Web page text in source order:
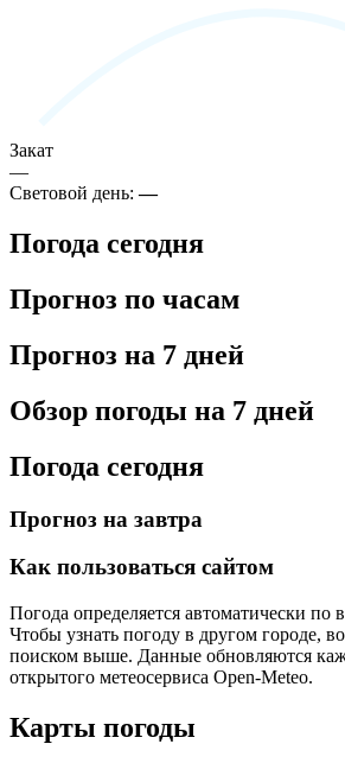
Закат
—
Световой день:—
Погода сегодня
Прогноз по часам
Прогноз на 7 дней
Обзор погоды на 7 дней
Погода сегодня
Прогноз на завтра
Как пользоваться сайтом
Погода определяется автоматически по
Чтобы узнать погоду в другом городе,
поиском выше. Данные обновляются
открытого метеосервиса Open-Meteo.
Карты погоды